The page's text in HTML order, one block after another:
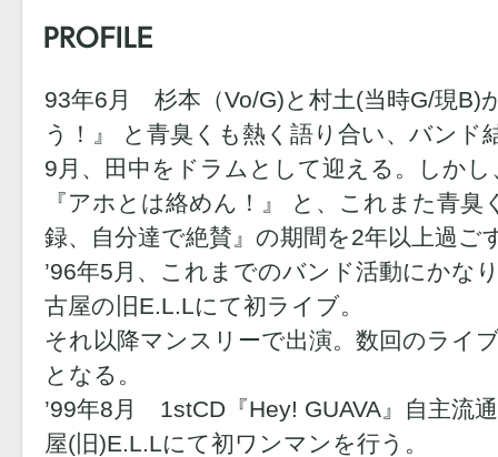
93年6月 杉本（Vo/G)と村土(当時G/現B)
う！』 と青臭くも熱く語り合い、バンド
9月、田中をドラムとして迎える。しか
『アホとは絡めん！』 と、これまた青
録、自分達で絶賛』の期間を2年以上過ご
’96年5月、これまでのバンド活動にかな
古屋の旧E.L.Lにて初ライブ。
それ以降マンスリーで出演。数回のライ
となる。
’99年8月 1stCD『Hey! GUAVA』自主流
屋(旧)E.L.Lにて初ワンマンを行う。